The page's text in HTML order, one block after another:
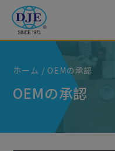
ホーム OEMの承認
OEMの承認
クッキー利用の管理について